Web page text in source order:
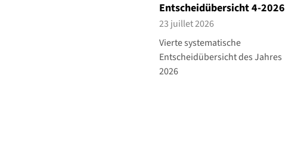
Entscheidübersicht 4-2026
23 juillet 2026
Vierte systematische
Entscheidübersicht des Jahres
2026